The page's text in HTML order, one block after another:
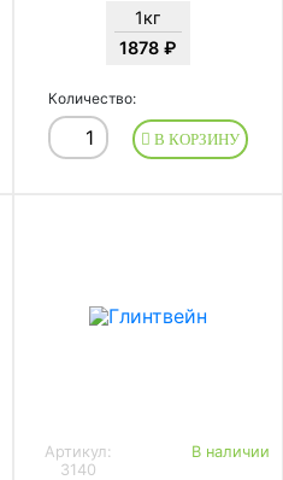
1кг
1878 ₽
Количество:
В КОРЗИНУ
Артикул:
3140
В наличии